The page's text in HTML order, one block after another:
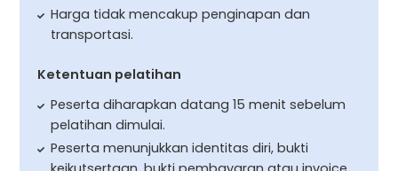
Harga tidak mencakup penginapan dan
transportasi.
Ketentuan pelatihan
Peserta diharapkan datang 15 menit sebelum
pelatihan dimulai.
Peserta menunjukkan identitas diri, bukti